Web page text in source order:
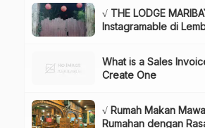
√ THE LODGE
Instagramable di
What is a Sales
Create One
√ Rumah Makan
Rumahan dengan